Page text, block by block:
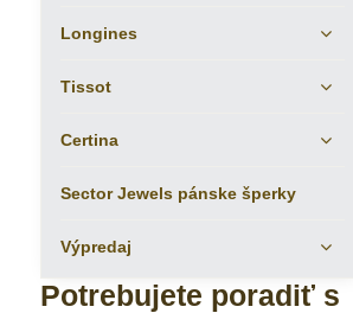
Longines
Tissot
Certina
Sector Jewels pánske šperky
Výpredaj
Potrebujete poradiť s